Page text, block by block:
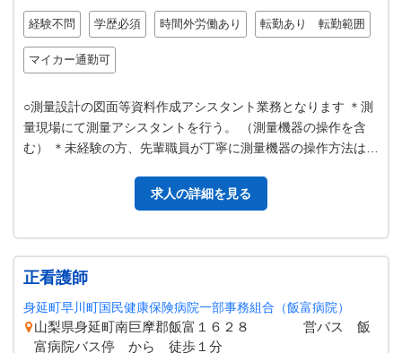
経験不問 学歴必須 時間外労働あり 転勤あり 転勤範囲
マイカー通勤可
○測量設計の図面等資料作成アシスタント業務となります ＊測
量現場にて測量アシスタントを行う。 （測量機器の操作を含
む） ＊未経験の方、先輩職員が丁寧に測量機器の操作方法はご
求人の詳細を見る
正看護師
身延町早川町国民健康保険病院一部事務組合（飯富病院）
山梨県身延町南巨摩郡飯富１６２８ 営バス 飯
富病院バス停 から 徒歩１分